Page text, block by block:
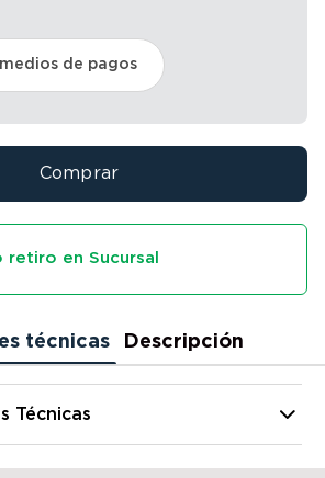
de pagos
Comprar
retiro en Sucursal
técnicas Descripción
Técnicas
85 cm